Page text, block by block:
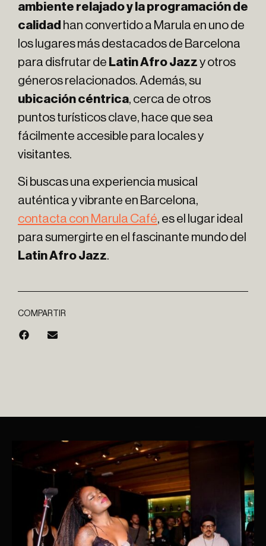
ambiente relajado y la programación de
calidad han convertido a Marula en uno de
los lugares más destacados de Barcelona
para disfrutar de Latin Afro Jazzy otros
géneros relacionados. Además, su
ubicación céntrica, cerca de otros
puntos turísticos clave, hace que sea
fácilmente accesible para locales y
visitantes.
Si buscas una experiencia musical
auténtica y vibrante en Barcelona,
contacta con Marula Café, es el lugar ideal
para sumergirte en el fascinante mundo del
Latin Afro Jazz.
COMPARTIR